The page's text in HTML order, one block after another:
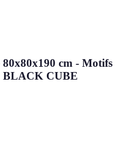
80x80x190 cm - Motifs
BLACK CUBE